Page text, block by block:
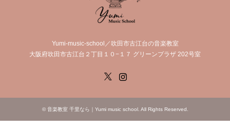
Yumi-music-school／吹田市古江台の音楽教室
大阪府吹田市古江台２丁目１０−１７ グリーンプラザ 202号室
© 音楽教室 千里なら｜Yumi music school. All Rights Reserved.